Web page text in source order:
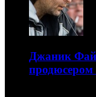
Джаник